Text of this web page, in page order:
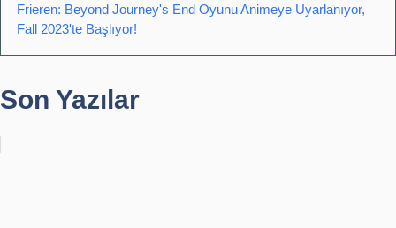
Frieren: Beyond Journey's End Oyunu Animeye Uyarlanıyor,
Fall 2023'te Başlıyor!
Son Yazılar